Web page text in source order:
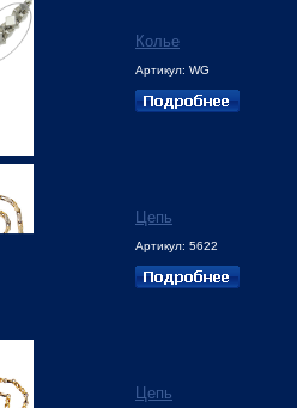
Колье
Артикул: WG
Цепь
Артикул: 5622
Цепь